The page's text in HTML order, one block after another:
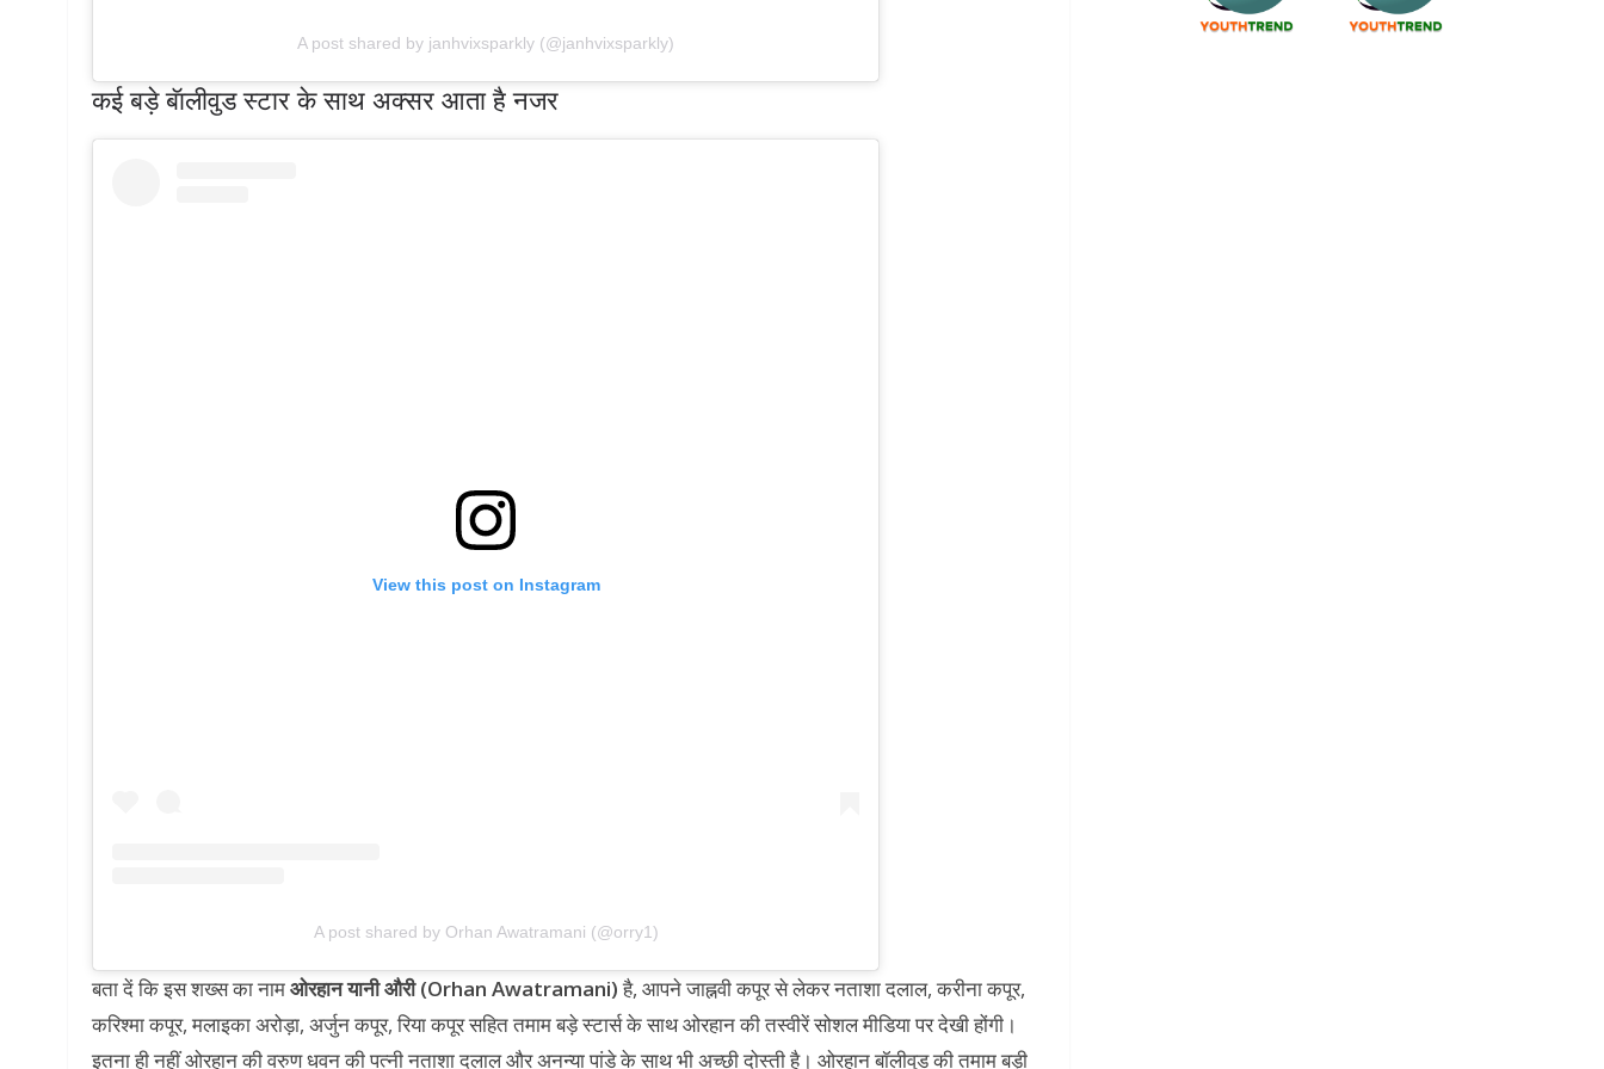
A post shared by janhvixsparkly (@janhvixsparkly)
कई बड़े बॅालीवुड स्टार के साथ अक्सर आता है नजर
View this post on Instagram
A post shared by Orhan Awatramani (@orry1)
बता दें कि इस शख्स का नामओरहान यानी औरी (Orhan Awatramani)है, आपने जाह्नवी कपूर से लेकर नताशा दलाल, करीना कपूर,
करिश्मा कपूर, मलाइका अरोड़ा, अर्जुन कपूर, रिया कपूर सहित तमाम बड़े स्टार्स के साथ ओरहान की तस्वीरें सोशल मीडिया पर देखी होंगी।
इतना ही नहीं ओरहान की वरुण धवन की पत्नी नताशा दलाल और अनन्या पांडे के साथ भी अच्छी दोस्ती है। ओरहान बॉलीवुड की तमाम बड़ी